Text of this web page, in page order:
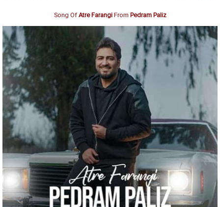
Song OfAtre FarangiFrom Pedram Paliz